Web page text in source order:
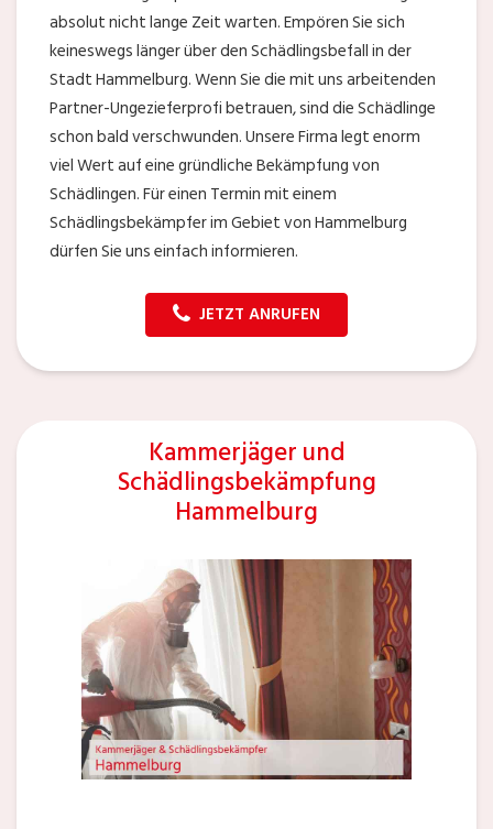
absolut nicht lange Zeit warten. Empören Sie sich
keineswegs länger über den Schädlingsbefall in der
Stadt Hammelburg. Wenn Sie die mit uns arbeitenden
Partner-Ungezieferprofi betrauen, sind die Schädlinge
schon bald verschwunden. Unsere Firma legt enorm
viel Wert auf eine gründliche Bekämpfung von
Schädlingen. Für einen Termin mit einem
Schädlingsbekämpfer im Gebiet von Hammelburg
dürfen Sie uns einfach informieren.
JETZT ANRUFEN
Kammerjäger und
Schädlingsbekämpfung
Hammelburg